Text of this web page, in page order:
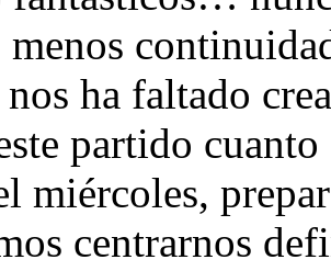
ha faltado
partido
miércoles,
centrarnos